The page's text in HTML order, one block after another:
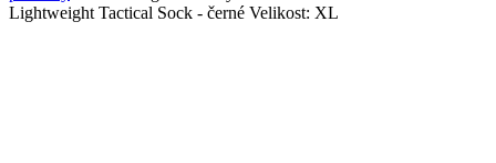
Lightweight Tactical Sock - černé Velikost: XL